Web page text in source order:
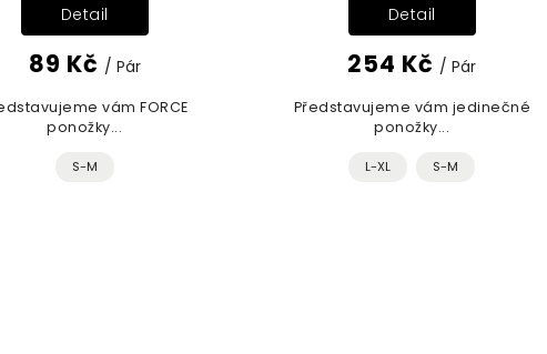
89 Kč / Pár
Detail
vám FORCE
ponožky...
S-M
254 Kč / Pár
Detail
Představujeme vám jedinečné
ponožky...
L-XL S-M